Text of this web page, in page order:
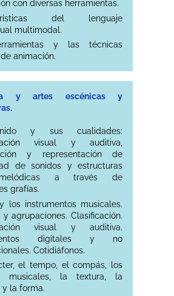
con diversas herramientas.
del lenguaje
multimodal.
y las técnicas
animación.
y artes escénicas y
y sus cualidades:
visual y auditiva,
y representación de
de sonidos y estructuras
melódicas a través de
grafías.
y los instrumentos musicales.
y agrupaciones. Clasificación.
visual y auditiva.
digitales y no
Cotidiáfonos.
el tempo, el compás, los
musicales, la textura, la
y la forma.